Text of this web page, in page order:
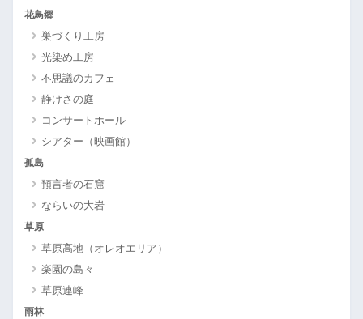
花鳥郷
巣づくり工房
光染め工房
不思議のカフェ
静けさの庭
コンサートホール
シアター（映画館）
孤島
預言者の石窟
ならいの大岩
草原
草原高地（オレオエリア）
楽園の島々
草原連峰
雨林